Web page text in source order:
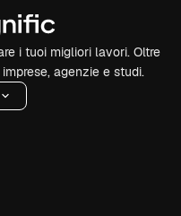
i tuoi migliori lavori. Oltre
agenzie e studi.